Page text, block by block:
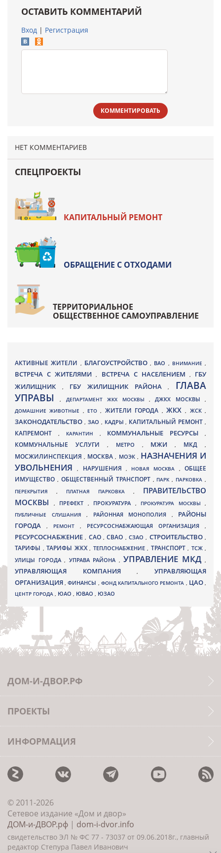
ОСТАВИТЬ КОММЕНТАРИЙ
Вход | Регистрация
КОММЕНТИРОВАТЬ
НЕТ КОММЕНТАРИЕВ
СПЕЦПРОЕКТЫ
КАПИТАЛЬНЫЙ РЕМОНТ
ОБРАЩЕНИЕ С ОТХОДАМИ
ТЕРРИТОРИАЛЬНОЕ
ОБЩЕСТВЕННОЕ САМОУПРАВЛЕНИЕ
АКТИВНЫЕ ЖИТЕЛИ , БЛАГОУСТРОЙСТВО , ВАО , ВНИМАНИЕ ,
ВСТРЕЧА С ЖИТЕЛЯМИ, ВСТРЕЧА С НАСЕЛЕНИЕМ , ГБУ
ЖИЛИЩНИК
, ГБУ ЖИЛИЩНИК РАЙОНА, ГЛАВА
УПРАВЫ, ДЕПАРТАМЕНТ ЖКХ МОСКВЫ ,ДЖКХ МОСКВЫ ,
ДОМАШНИЕ ЖИВОТНЫЕ , ЕТО, ЖИТЕЛИ ГОРОДА , ЖКХ, ЖСК,
ЗАКОНОДАТЕЛЬСТВО , ЗАО , КАДРЫ, КАПИТАЛЬНЫЙ РЕМОНТ ,
КАПРЕМОНТ , КАРАНТИН , КОММУНАЛЬНЫЕ РЕСУРСЫ,
КОММУНАЛЬНЫЕ УСЛУГИ , МЕТРО , МЖИ, МКД ,
МОСЖИЛИНСПЕКЦИЯ, МОСКВА , МОЭК , НАЗНАЧЕНИЯ И
УВОЛЬНЕНИЯ, НАРУШЕНИЯ , НОВАЯ МОСКВА ,ОБЩЕЕ
ИМУЩЕСТВО , ОБЩЕСТВЕННЫЙ ТРАНСПОРТ , ПАРК, ПАРКОВКА ,
ПЕРЕКРЫТИЯ , ПЛАТНАЯ ПАРКОВКА , ПРАВИТЕЛЬСТВО
МОСКВЫ
, ПРЕФЕКТ , ПРОКУРАТУРА , ПРОКУРАТУРА МОСКВЫ ,
ПУБЛИЧНЫЕ СЛУШАНИЯ , РАЙОННАЯ МОНОПОЛИЯ , РАЙОНЫ
ГОРОДА
, РЕМОНТ , РЕСУРСОСНАБЖАЮЩАЯ ОРГАНИЗАЦИЯ ,
РЕСУРСОСНАБЖЕНИЕ, САО,СВАО ,СЗАО, СТРОИТЕЛЬСТВО,
ТАРИФЫ , ТАРИФЫ ЖКХ , ТЕПЛОСНАБЖЕНИЕ , ТРАНСПОРТ , ТСЖ ,
УЛИЦЫ ГОРОДА , УПРАВА РАЙОНА , УПРАВЛЕНИЕ МКД ,
УПРАВЛЯЮЩАЯ КОМПАНИЯ,УПРАВЛЯЮЩАЯ
ОРГАНИЗАЦИЯ,ФИНАНСЫ , ФОНД КАПИТАЛЬНОГО РЕМОНТА , ЦАО,
ЦЕНТР ГОРОДА , ЮАО , ЮВАО , ЮЗАО
ДОМ-И-ДВОР.РФ
ПРОЕКТЫ
ИНФОРМАЦИЯ
© 2011-2026
Сетевое издание «Дом и двор»
ДОМ-и-ДВОР.рф | dom-i-dvor.info
свидетельство ЭЛ № ФС 77 - 73037 от 09.06.2018г., главный
редактор Степура Павел Иванович